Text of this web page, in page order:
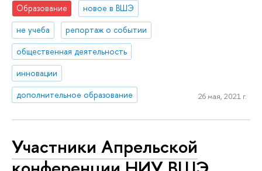
Образование
новое в ВШЭ
не учеба
репортаж о событии
общественная деятельность
инновации
дополнительное образование
26 мая, 2021 г.
Участники Апрельской